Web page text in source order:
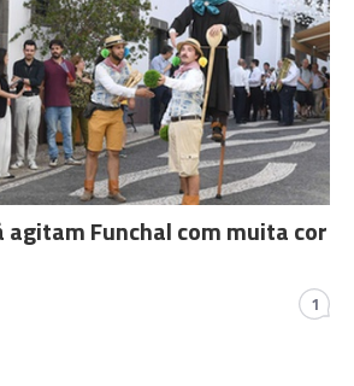
agitam Funchal com muita cor
1